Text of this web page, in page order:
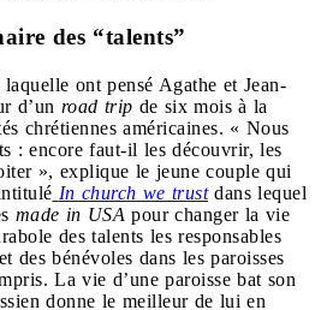
des “talents”
ont pensé Agathe et Jean-
d’un road trip de six mois à la
chrétiennes américaines. « Nous
: encore faut-il les découvrir, les
», explique le jeune couple qui
In church we trustdans lequel
made in USA pour changer la vie
des talents les responsables
des bénévoles dans les paroisses
La vie d’une paroisse bat son
donne le meilleur de lui en